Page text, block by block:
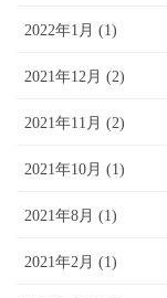
2022年1月 (1)
2021年12月 (2)
2021年11月 (2)
2021年10月 (1)
2021年8月 (1)
2021年2月 (1)